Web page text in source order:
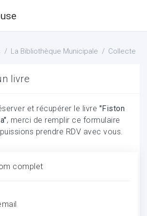
La Bibliothèque Municipale Collecte
livre
et récupérer le livre "Fiston
, merci de remplir ce formulaire
prendre RDV avec vous.
complet